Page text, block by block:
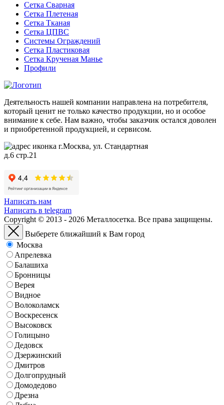
Сетка Сварная
Сетка Плетеная
Сетка Тканая
Сетка ЦПВС
Системы Ограждений
Сетка Пластиковая
Сетка Крученая Манье
Профили
Деятельность нашей компании направлена на потребителя,
который ценит не только качество продукции, но и особое
внимание к себе. Нам важно, чтобы заказчик остался доволен
и приобретенной продукцией, и сервисом.
г.Москва, ул. Стандартная
д.6 стр.21
Написать нам
Написать в telegram
Copyright © 2013 - 2026 Металлосетка. Все права защищены.
Выберете ближайший к Вам город
Москва
Апрелевка
Балашиха
Бронницы
Верея
Видное
Волоколамск
Воскресенск
Высоковск
Голицыно
Дедовск
Дзержинский
Дмитров
Долгопрудный
Домодедово
Дрезна